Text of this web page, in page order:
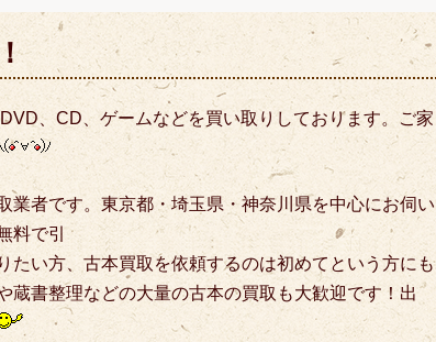
、CD、ゲームなどを買い取りしております。ご家
業者です。東京都・埼玉県・神奈川県を中心にお伺い
料で引
たい方、古本買取を依頼するのは初めてという方にも
蔵書整理などの大量の古本の買取も大歓迎です！出